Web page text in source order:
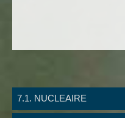
7.1. NUCLEAIRE